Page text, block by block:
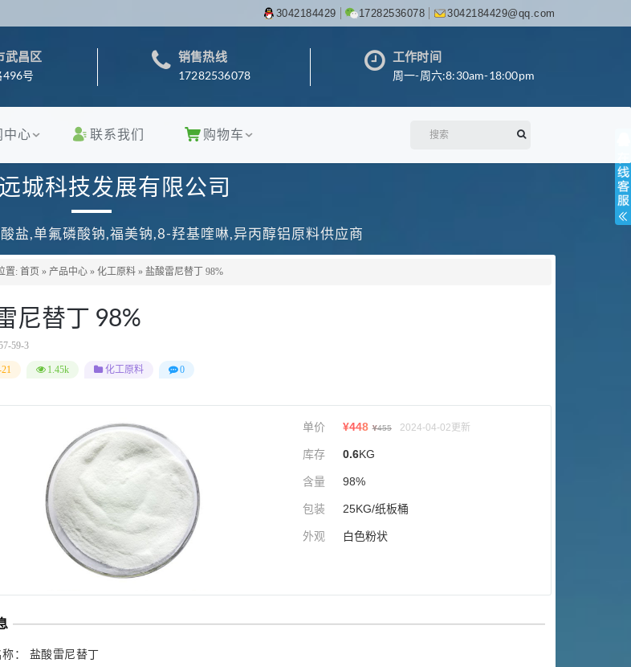
3042184429 17282536078 3042184429@qq.com
武昌区
496号
销售热线
17282536078
工作时间
周一-周六:8:30am-18:00pm
中心 联系我们 购物车
城科技发展有限公司
盐,单氟磷酸钠,福美钠,8-羟基喹啉,异丙醇铝原料供应商
置: 首页 » 产品中心 » 化工原料 » 盐酸雷尼替丁 98%
尼替丁 98%
59-3
1.45k 化工原料 0
单价 ¥448 ¥455 2024-04-02更新
库存 0.6KG
含量 98%
包装 25KG/纸板桶
外观 白色粉状
称： 盐酸雷尼替丁